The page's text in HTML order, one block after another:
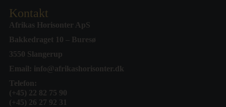
Kontakt
Afrikas Horisonter ApS
Bakkedraget 10 – Buresø
3550 Slangerup
Email: info@afrikashorisonter.dk
Telefon:
(+45) 22 82 75 90
(+45) 26 27 92 31